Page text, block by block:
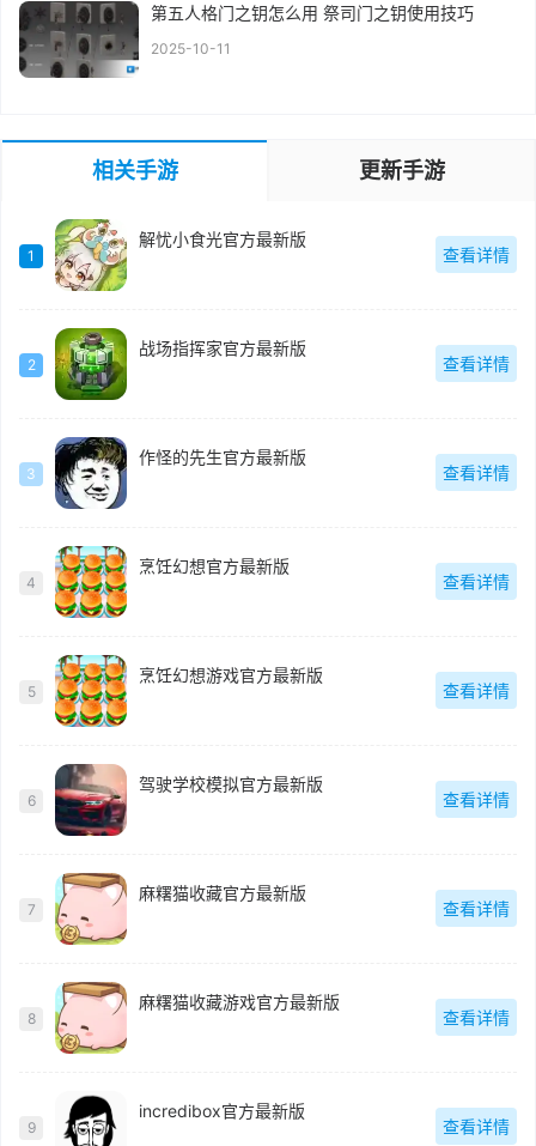
第五人格门之钥怎么用 祭司门之钥使用技巧
2025-10-11
相关手游 更新手游
1
解忧小食光官方最新版
查看详情
2
战场指挥家官方最新版
查看详情
3
作怪的先生官方最新版
查看详情
4
烹饪幻想官方最新版
查看详情
5
烹饪幻想游戏官方最新版
查看详情
6
驾驶学校模拟官方最新版
查看详情
7
麻糬猫收藏官方最新版
查看详情
8
麻糬猫收藏游戏官方最新版
查看详情
9
incredibox官方最新版
查看详情